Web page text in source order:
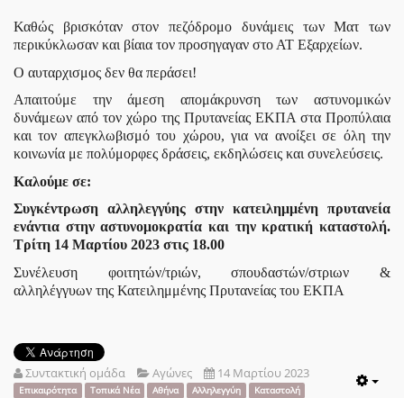
Καθώς βρισκόταν στον πεζόδρομο δυνάμεις των Ματ των
περικύκλωσαν και βίαια τον προσηγαγαν στο ΑΤ Εξαρχείων.
Ο αυταρχισμος δεν θα περάσει!
Απαιτούμε την άμεση απομάκρυνση των αστυνομικών
δυνάμεων από τον χώρο της Πρυτανείας ΕΚΠΑ στα Προπύλαια
και τον απεγκλωβισμό του χώρου, για να ανοίξει σε όλη την
κοινωνία με πολύμορφες δράσεις, εκδηλώσεις και συνελεύσεις.
Καλούμε σε:
Συγκέντρωση αλληλεγγύης στην κατειλημμένη πρυτανεία
ενάντια στην αστυνομοκρατία και την κρατική καταστολή.
Τρίτη 14 Μαρτίου 2023 στις 18.00
Συνέλευση φοιτητών/τριών, σπουδαστών/στριων &
αλληλέγγυων της Κατειλημμένης Πρυτανείας του ΕΚΠΑ
Συντακτική ομάδα Αγώνες 14 Μαρτίου 2023
Επικαιρότητα Τοπικά Νέα Αθήνα Αλληλεγγύη
Καταστολή